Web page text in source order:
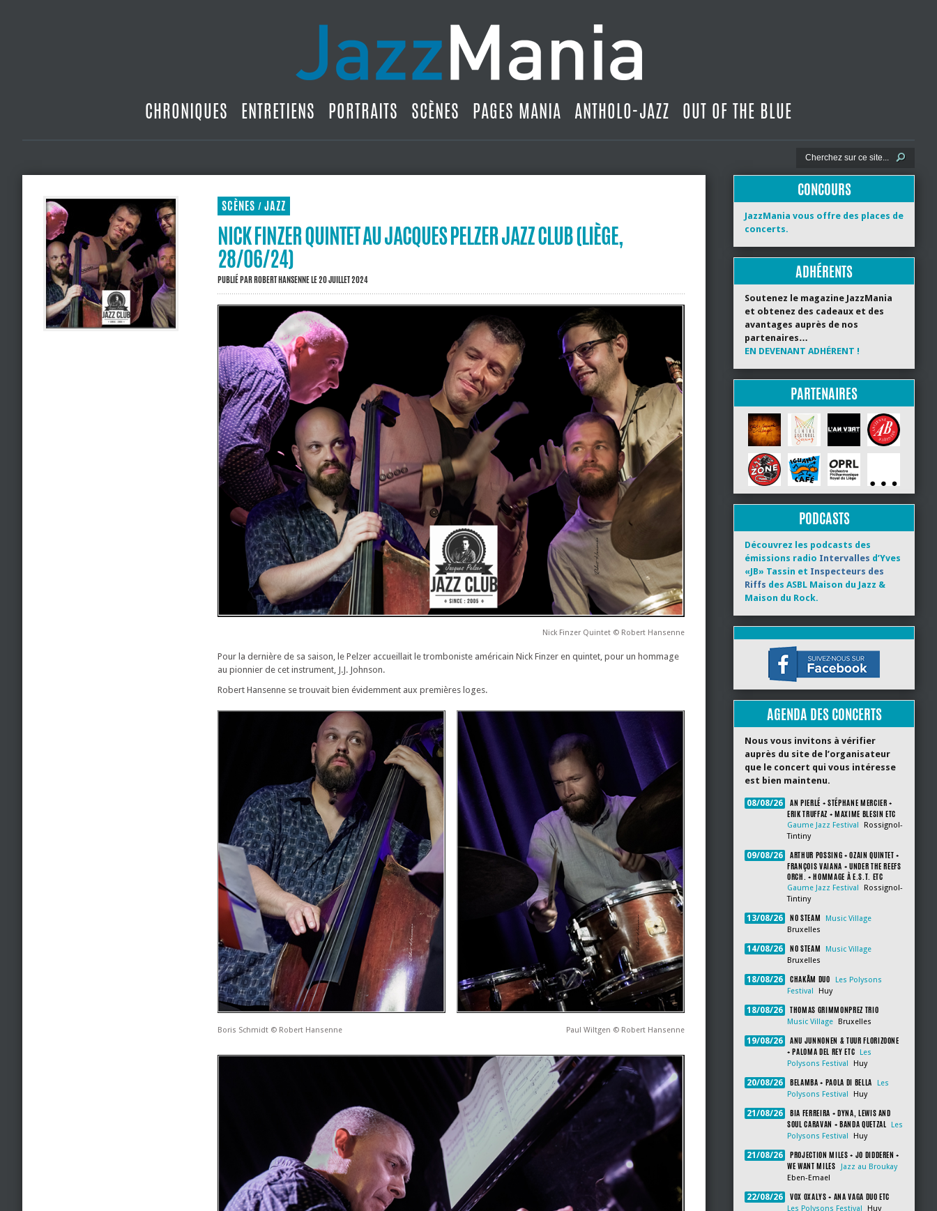
CHRONIQUES ENTRETIENS PORTRAITS SCÈNES PAGES MANIA ANTHOLO-JAZZ OUT OF THE BLUE
SCÈNES / JAZZ
NICK FINZER QUINTET AU JACQUES PELZER JAZZ CLUB (LIÈGE,
28/06/24)
PUBLIÉ PARROBERT HANSENNELE 20 JUILLET 2024
Nick Finzer Quintet © Robert Hansenne
Pour la dernière de sa saison, le Pelzer accueillait le tromboniste américain Nick Finzer en quintet, pour un hommage
au pionnier de cet instrument, J.J. Johnson.
Robert Hansenne se trouvait bien évidemment aux premières loges.
Boris Schmidt © Robert Hansenne Paul Wiltgen © Robert Hansenne
CONCOURS
JazzMania vous offre des places de
concerts.
ADHÉRENTS
Soutenez le magazine JazzMania
et obtenez des cadeaux et des
avantages auprès de nos
partenaires…
EN DEVENANT ADHÉRENT !
PARTENAIRES
PODCASTS
Découvrez les podcasts des
émissions radio Intervalles d’Yves
«JB» Tassin et Inspecteurs des
Riffs des ASBL Maison du Jazz &
Maison du Rock.
AGENDA DES CONCERTS
Nous vous invitons à vérifier
auprès du site de l’organisateur
que le concert qui vous intéresse
est bien maintenu.
08/08/26
AN PIERLÉ + STÉPHANE MERCIER +
ERIK TRUFFAZ + MAXIME BLESIN ETC
Gaume Jazz Festival
Rossignol-
Tintiny
09/08/26
ARTHUR POSSING + OZAIN QUINTET +
FRANÇOIS VAIANA + UNDER THE REEFS
ORCH. + HOMMAGE À E.S.T. ETC
Gaume Jazz Festival
Rossignol-
Tintiny
13/08/26 NO STEAM
Music Village
Bruxelles
14/08/26 NO STEAM
Music Village
Bruxelles
18/08/26 CHAKÂM DUO
Les Polysons
Festival
Huy
18/08/26 THOMAS GRIMMONPREZ TRIO
Music Village Bruxelles
19/08/26
ANU JUNNONEN & TUUR FLORIZOONE
+ PALOMA DEL REY ETC
Les
Polysons Festival
Huy
20/08/26 BELAMBA + PAOLA DI BELLA
Les
Polysons Festival
Huy
21/08/26
BIA FERREIRA + DYNA, LEWIS AND
SOUL CARAVAN + BANDA QUETZAL
Les
Polysons Festival
Huy
21/08/26
PROJECTION MILES + JO DIDDEREN +
WE WANT MILES
Jazz au Broukay
Eben-Emael
22/08/26 VOX OXALYS + ANA VAGA DUO ETC
Les Polysons Festival Huy